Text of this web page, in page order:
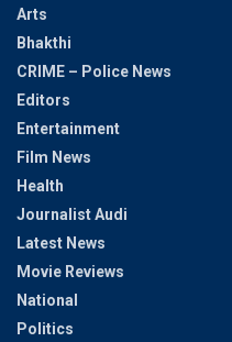
Arts
Bhakthi
CRIME – Police News
Editors
Entertainment
Film News
Health
Journalist Audi
Latest News
Movie Reviews
National
Politics